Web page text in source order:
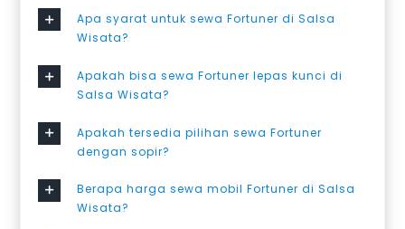
Apa syarat untuk sewa Fortuner di Salsa
Wisata?
Apakah bisa sewa Fortuner lepas kunci di
Salsa Wisata?
Apakah tersedia pilihan sewa Fortuner
dengan sopir?
Berapa harga sewa mobil Fortuner di Salsa
Wisata?